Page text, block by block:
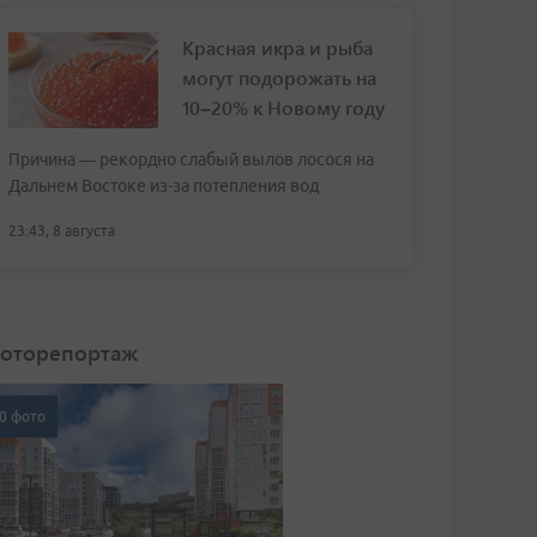
Красная икра и рыба
могут подорожать на
10–20% к Новому году
Причина — рекордно слабый вылов лосося на
Дальнем Востоке из-за потепления вод
23:43, 8 августа
фото